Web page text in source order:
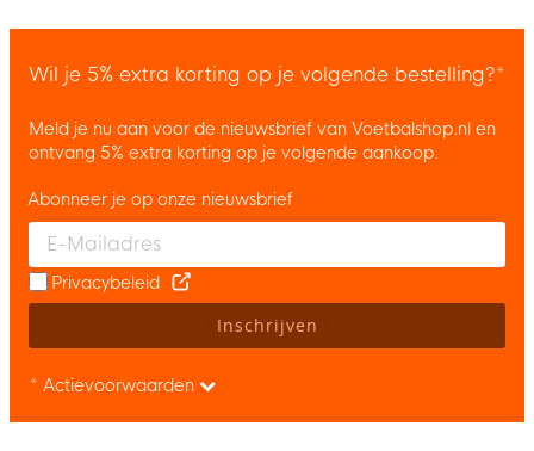
Wil je 5% extra korting op je volgende bestelling?*
Meld je nu aan voor de nieuwsbrief van Voetbalshop.nl en
ontvang 5% extra korting op je volgende aankoop.
Enter your email and accept the privacy policy to subscribe to
Abonneer je op onze nieuwsbrief
Privacybeleid
Inschrijven
* Actievoorwaarden